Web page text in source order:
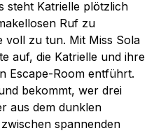
steht Katrielle plötzlich
Ruf zu
voll zu tun. Mit Miss Sola
auf, die Katrielle und ihre
Escape-Room entführt.
bekommt, wer drei
aus dem dunklen
spannenden